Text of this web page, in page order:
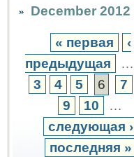
December 2012
« первая
‹
предыдущая
…
3
4 5 6 7
9
10
…
следующая ›
последняя »